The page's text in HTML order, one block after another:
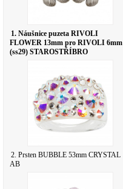
1. Náušnice puzeta RIVOLI
FLOWER 13mm pro RIVOLI 6mm
(ss29) STAROSTŘÍBRO
2. Prsten BUBBLE 53mm CRYSTAL
AB